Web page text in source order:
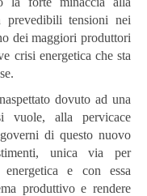
prevedibili tensioni nei
dei maggiori produttori
crisi energetica che sta
dovuto ad una
vuole, alla pervicace
di questo nuovo
unica via per
energetica e con essa
produttivo e rendere